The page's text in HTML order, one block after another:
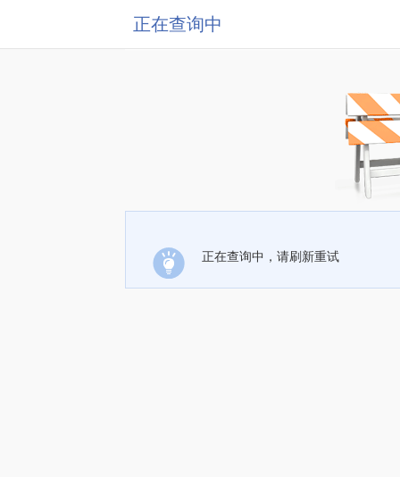
正在查询中
正在查询中，请刷新重试